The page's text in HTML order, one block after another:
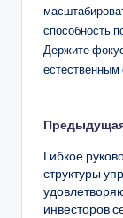
способность
Держите
естественным
Гибкое
структуры
инвесторов